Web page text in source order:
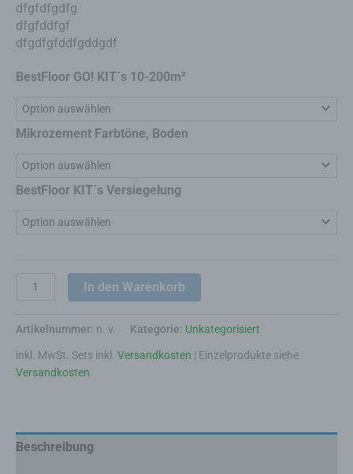
dfgfdfgdfg
dfgfddfgf
dfgdfgfddfgddgdf
BestFloor GO! KIT´s 10-200m²
Mikrozement Farbtöne, Boden
BestFloor KIT´s Versiegelung
In den Warenkorb
Artikelnummer: n. v. Kategorie: Unkategorisiert
inkl. MwSt. Sets inkl. Versandkosten | Einzelprodukte siehe
Versandkosten
Beschreibung